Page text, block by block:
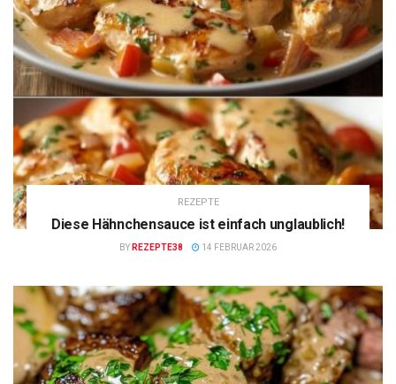
REZEPTE
Diese Hähnchensauce ist einfach unglaublich!
BY REZEPTE38 14 FEBRUAR 2026